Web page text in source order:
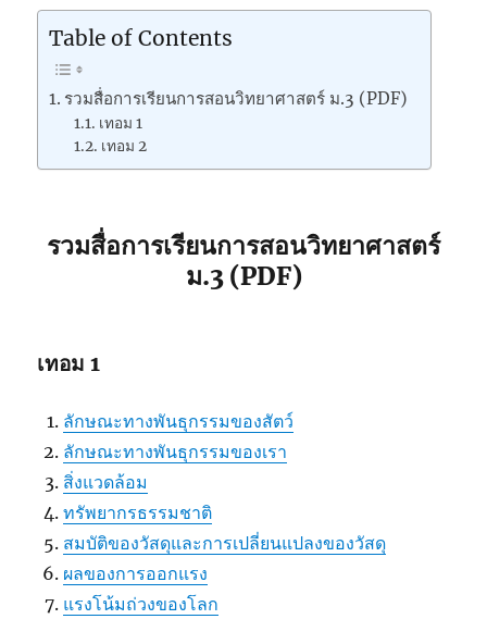
Table of Contents
รวมสื่อการเรียนการสอนวิทยาศาสตร์ ม.3 (PDF)
เทอม 1
เทอม 2
รวมสื่อการเรียนการสอนวิทยาศาสตร์
ม.3 (PDF)
เทอม 1
ลักษณะทางพันธุกรรมของสัตว์
ลักษณะทางพันธุกรรมของเรา
สิ่งแวดล้อม
ทรัพยากรธรรมชาติ
สมบัติของวัสดุและการเปลี่ยนแปลงของวัสดุ
ผลของการออกแรง
แรงโน้มถ่วงของโลก